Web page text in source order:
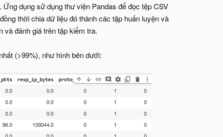
dụng sử dụng thư viện Pandas để đọc tệp CSV
thời chia dữ liệu đó thành các tập huấn luyện và
và đánh giá trên tập kiểm tra.
(>99%), như hình bên dưới: